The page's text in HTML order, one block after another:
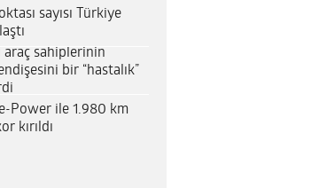
sayısı Türkiye
araç sahiplerinin
bir “hastalık”
Power ile 1.980 km
kırıldı